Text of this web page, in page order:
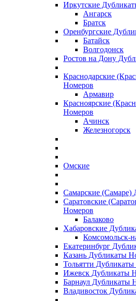
Иркутские
Ангарск
Братск
Оренбургские
Батайск
Волгодонск
Ростов на Дону
Краснодарские
Номеров
Армавир
Красноярские
Номеров
Ачинск
Железногорск
Омские
Самарские (Самаре)
Саратовские
Номеров
Балаково
Хабаровские
Комсомольск-
Екатеринбург
Казань Дубликаты
Тольятти
Ижевск Дубликаты
Барнаул Дубликаты
Владивосток